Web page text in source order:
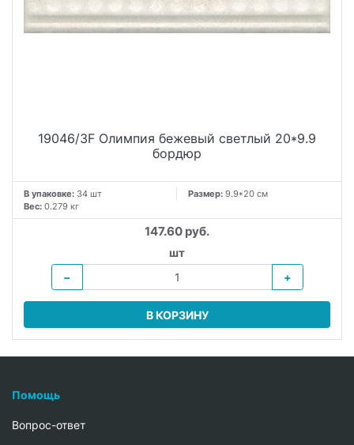
19046/3F Олимпия бежевый светлый 20*9.9
бордюр
В упаковке: 34 шт Размер: 9.9*20 см
Вес: 0.279 кг
147.60 руб.
шт
−
+
В КОРЗИНУ
Помощь
Вопрос-ответ